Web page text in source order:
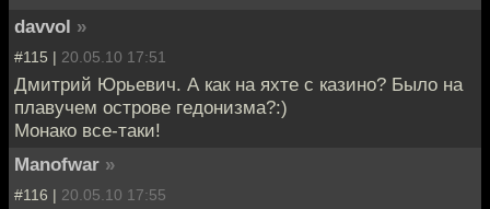
davvol »
#115 | 20.05.10 17:51
Дмитрий Юрьевич. А как на яхте с казино? Было на
плавучем острове гедонизма?:)
Монако все-таки!
Manofwar »
#116 | 20.05.10 17:55